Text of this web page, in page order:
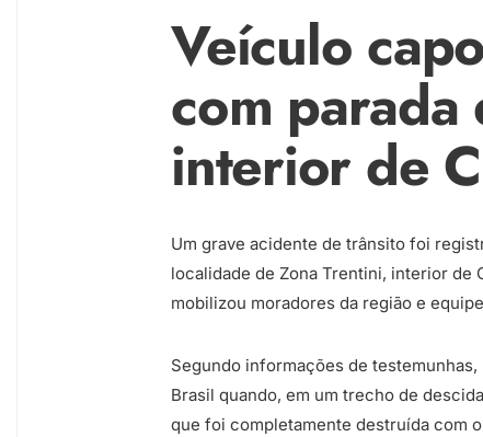
Veículo
com
interior de
Um grave acidente de trânsito foi
localidade de Zona Trentini, interior de
mobilizou moradores da região e
Segundo informações de
Brasil quando, em um trecho de
que foi completamente destruída com